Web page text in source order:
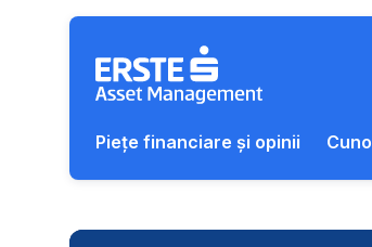
Salt navigare
Piețe financiare și opinii